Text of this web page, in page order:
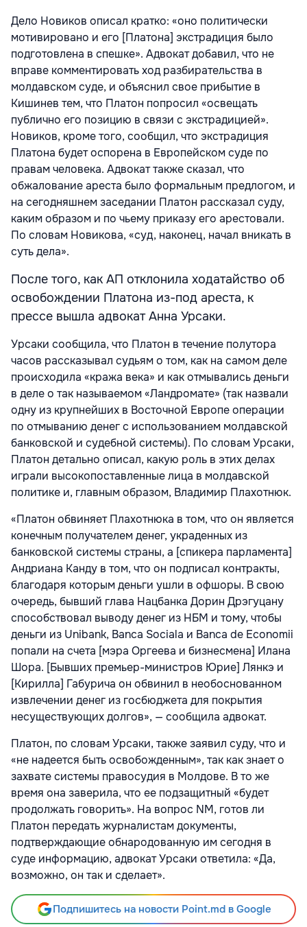
Дело Новиков описал кратко: «оно политически
мотивировано и его [Платона] экстрадиция было
подготовлена в спешке». Адвокат добавил, что не
вправе комментировать ход разбирательства в
молдавском суде, и объяснил свое прибытие в
Кишинев тем, что Платон попросил «освещать
публично его позицию в связи с экстрадицией».
Новиков, кроме того, сообщил, что экстрадиция
Платона будет оспорена в Европейском суде по
правам человека. Адвокат также сказал, что
обжалование ареста было формальным предлогом, и
на сегодняшнем заседании Платон рассказал суду,
каким образом и по чьему приказу его арестовали.
По словам Новикова, «суд, наконец, начал вникать в
суть дела».
После того, как АП отклонила ходатайство об
освобождении Платона из-под ареста, к
прессе вышла адвокат Анна Урсаки.
Урсаки сообщила, что Платон в течение полутора
часов рассказывал судьям о том, как на самом деле
происходила «кража века» и как отмывались деньги
в деле о так называемом «Ландромате» (так назвали
одну из крупнейших в Восточной Европе операции
по отмыванию денег с использованием молдавской
банковской и судебной системы). По словам Урсаки,
Платон детально описал, какую роль в этих делах
играли высокопоставленные лица в молдавской
политике и, главным образом, Владимир Плахотнюк.
«Платон обвиняет Плахотнюка в том, что он является
конечным получателем денег, украденных из
банковской системы страны, а [спикера парламента]
Андриана Канду в том, что он подписал контракты,
благодаря которым деньги ушли в офшоры. В свою
очередь, бывший глава Нацбанка Дорин Дрэгуцану
способствовал выводу денег из НБМ и тому, чтобы
деньги из Unibank, Banca Sociala и Banca de Economii
попали на счета [мэра Оргеева и бизнесмена] Илана
Шора. [Бывших премьер-министров Юрие] Лянкэ и
[Кирилла] Габурича он обвинил в необоснованном
извлечении денег из госбюджета для покрытия
несуществующих долгов», — сообщила адвокат.
Платон, по словам Урсаки, также заявил суду, что и
«не надеется быть освобожденным», так как знает о
захвате системы правосудия в Молдове. В то же
время она заверила, что ее подзащитный «будет
продолжать говорить». На вопрос NM, готов ли
Платон передать журналистам документы,
подтверждающие обнародованную им сегодня в
суде информацию, адвокат Урсаки ответила: «Да,
возможно, он так и сделает».
Подпишитесь на новости Point.md в Google